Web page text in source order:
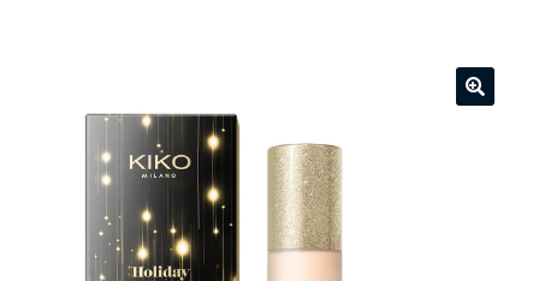
Fényvédelem
Férfiaknak